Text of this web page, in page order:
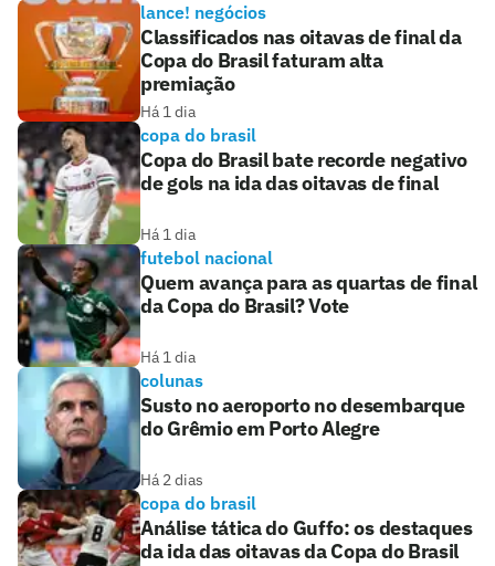
lance! negócios
Classificados nas oitavas de final da
Copa do Brasil faturam alta
premiação
Há 1 dia
copa do brasil
Copa do Brasil bate recorde negativo
de gols na ida das oitavas de final
Há 1 dia
futebol nacional
Quem avança para as quartas de final
da Copa do Brasil? Vote
Há 1 dia
colunas
Susto no aeroporto no desembarque
do Grêmio em Porto Alegre
Há 2 dias
copa do brasil
Análise tática do Guffo: os destaques
da ida das oitavas da Copa do Brasil